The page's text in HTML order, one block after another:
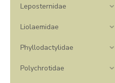
Leposternidae
Liolaemidae
Phyllodactylidae
Polychrotidae